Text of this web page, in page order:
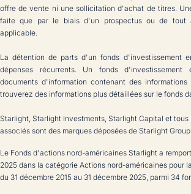
offre de vente ni une sollicitation d'achat de titres.
faite que par le biais d'un prospectus ou de tout
applicable.
La détention de parts d'un fonds d'investissement
dépenses récurrents. Un fonds
documents d'information contenant des
trouverez des informations plus détaillées sur le fonds
Starlight, Starlight Investments, Starlight Capital et
associés sont des marques déposées de Starlight
Le Fonds d'actions nord-américaines Starlight a
2025 dans la catégorie Actions nord-américaines pour
du 31 décembre 2015 au 31 décembre 2025, parmi 34